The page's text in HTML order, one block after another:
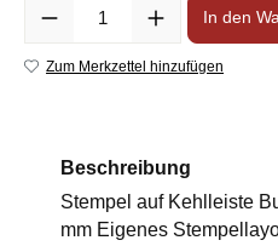
In den
Zum Merkzettel hinzufügen
Beschreibung
Stempel auf Kehlleiste
mm Eigenes